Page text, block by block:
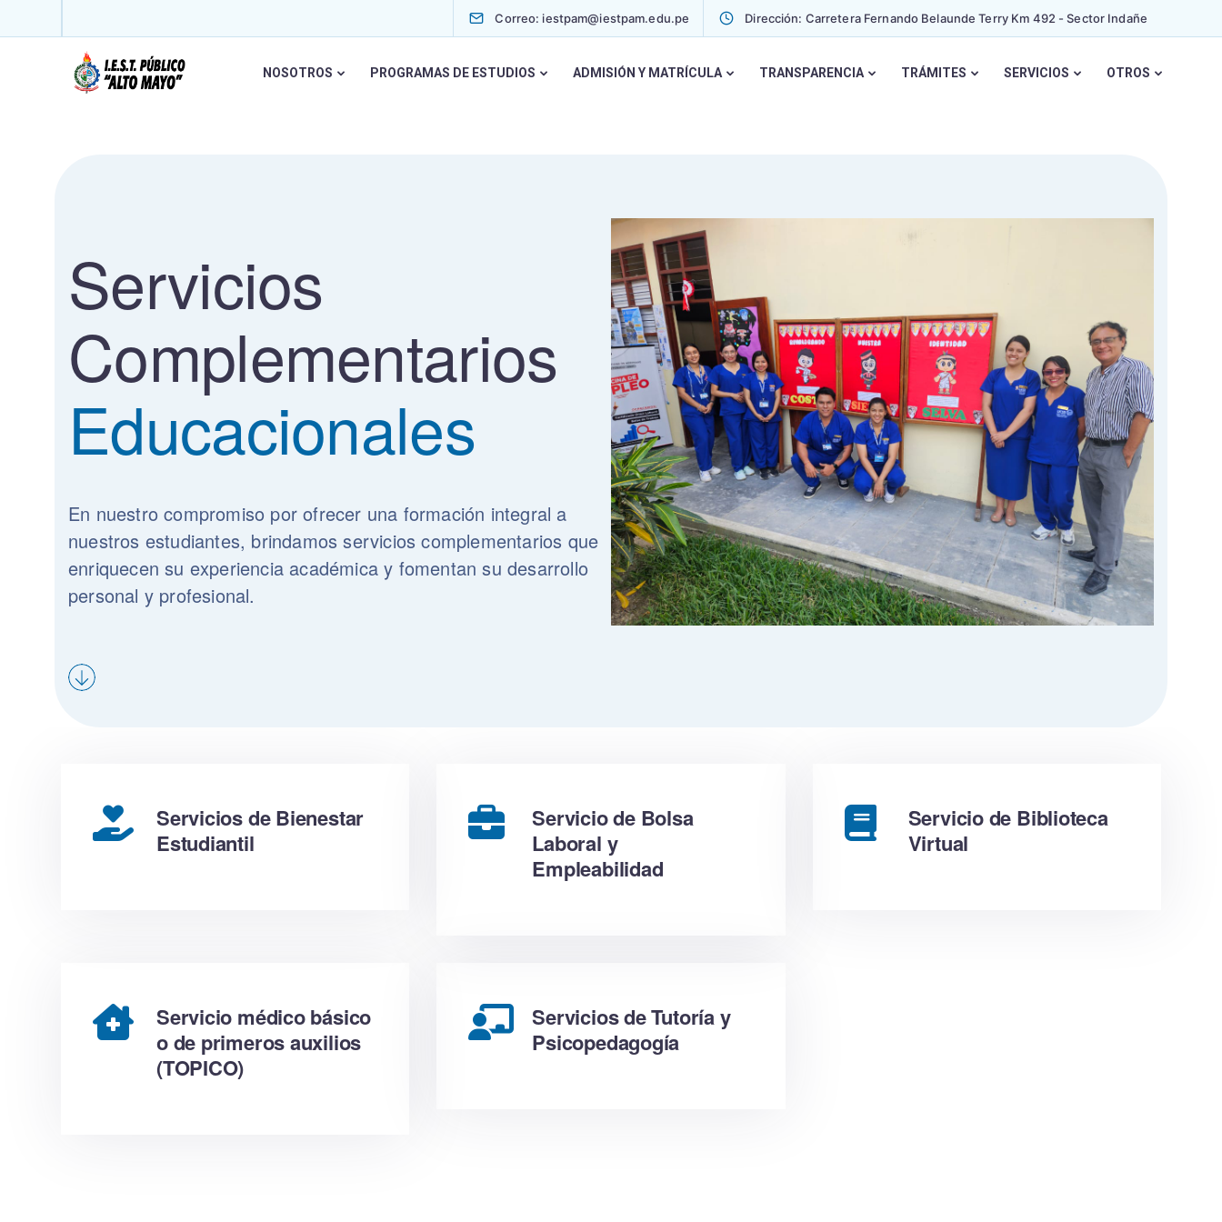
Correo: iestpam@iestpam.edu.pe Dirección: Carretera Fernando Belaunde Terry Km 492 - Sector Indañe
NOSOTROS PROGRAMAS DE ESTUDIOS ADMISIÓN Y MATRÍCULA TRANSPARENCIA TRÁMITES SERVICIOS OTROS
Servicios
Complementarios
Educacionales
En nuestro compromiso por ofrecer una formación integral a
nuestros estudiantes, brindamos servicios complementarios que
enriquecen su experiencia académica y fomentan su desarrollo
personal y profesional.
Servicios de Bienestar
Estudiantil
Servicio de Bolsa
Laboral y
Empleabilidad
Servicio de Biblioteca
Virtual
Servicio médico básico
o de primeros auxilios
(TOPICO)
Servicios de Tutoría y
Psicopedagogía